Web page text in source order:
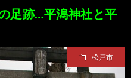
足跡…平潟神社と平
松戸市